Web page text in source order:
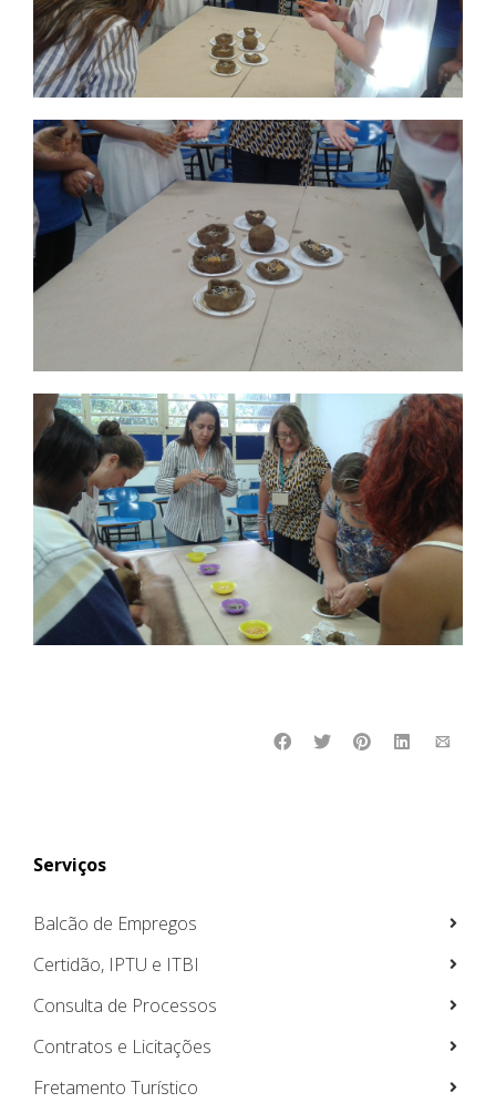
Serviços
Balcão de Empregos
Certidão, IPTU e ITBI
Consulta de Processos
Contratos e Licitações
Fretamento Turístico